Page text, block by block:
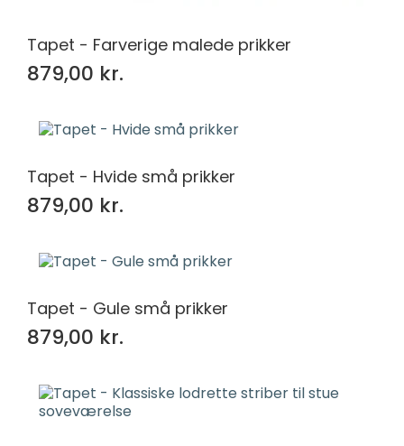
Tapet - Farverige malede prikker
879,00 kr.
Tapet - Hvide små prikker
879,00 kr.
Tapet - Gule små prikker
879,00 kr.